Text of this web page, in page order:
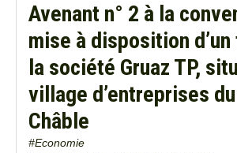
Avenant n° 2 à la
mise à disposition
la société Gruaz TP,
village d’entreprises
Châble
#Economie